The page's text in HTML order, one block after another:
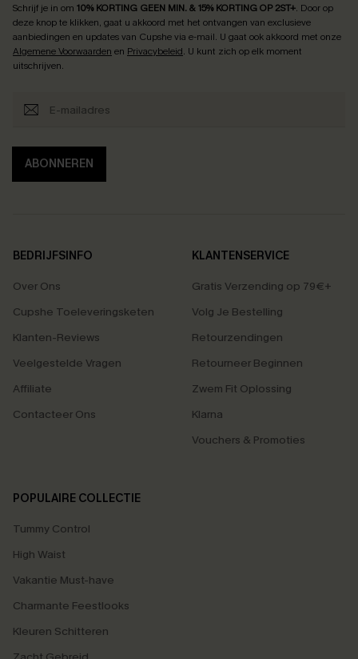
Schrijf je in om 10% KORTING GEEN MIN. & 15% KORTING OP 2ST+. Door op
deze knop te klikken, gaat u akkoord met het ontvangen van exclusieve
aanbiedingen en updates van Cupshe via e-mail. U gaat ook akkoord met onze
Algemene Voorwaarden en Privacybeleid. U kunt zich op elk moment
uitschrijven.
ABONNEREN
BEDRIJFSINFO
Over Ons
Cupshe Toeleveringsketen
Klanten-Reviews
Veelgestelde Vragen
Affiliate
Contacteer Ons
KLANTENSERVICE
Gratis Verzending op 79€+
Volg Je Bestelling
Retourzendingen
Retourneer Beginnen
Zwem Fit Oplossing
Klarna
Vouchers & Promoties
POPULAIRE COLLECTIE
Tummy Control
High Waist
Vakantie Must-have
Charmante Feestlooks
Kleuren Schitteren